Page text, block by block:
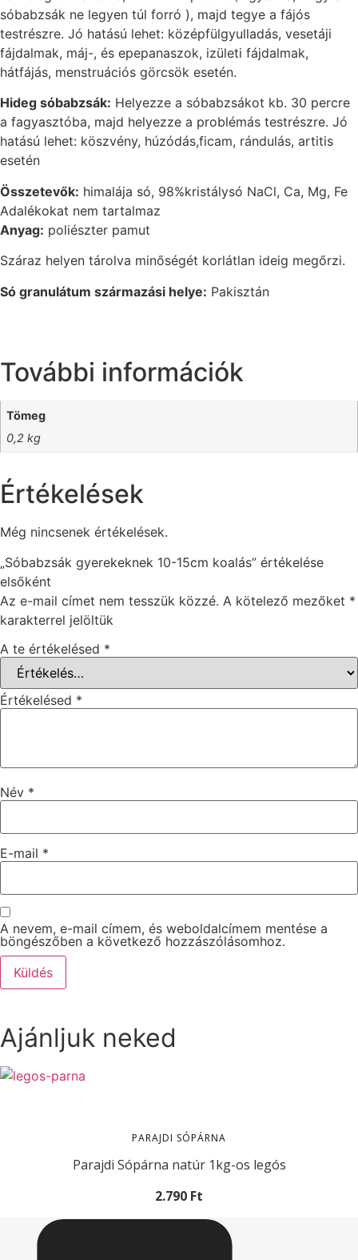
sóbabzsák ne legyen túl forró ), majd tegye a fájós
testrészre. Jó hatású lehet: középfülgyulladás, vesetáji
fájdalmak, máj-, és epepanaszok, izületi fájdalmak,
hátfájás, menstruációs görcsök esetén.
Hideg sóbabzsák: Helyezze a sóbabzsákot kb. 30 percre
a fagyasztóba, majd helyezze a problémás testrészre. Jó
hatású lehet: köszvény, húzódás,ficam, rándulás, artitis
esetén
Összetevők: himalája só, 98%kristálysó NaCl, Ca, Mg, Fe
Adalékokat nem tartalmaz
Anyag: poliészter pamut
Száraz helyen tárolva minőségét korlátlan ideig megőrzi.
Só granulátum származási helye: Pakisztán
További információk
Tömeg
0,2 kg
Értékelések
Még nincsenek értékelések.
„Sóbabzsák gyerekeknek 10-15cm koalás” értékelése
elsőként
Az e-mail címet nem tesszük közzé. A kötelező mezőket *
karakterrel jelöltük
A te értékelésed *
Értékelésed *
Név *
E-mail *
A nevem, e-mail címem, és weboldalcímem mentése a
böngészőben a következő hozzászólásomhoz.
Ajánljuk neked
PARAJDI SÓPÁRNA
Parajdi Sópárna natúr 1kg-os legós
2.790 Ft